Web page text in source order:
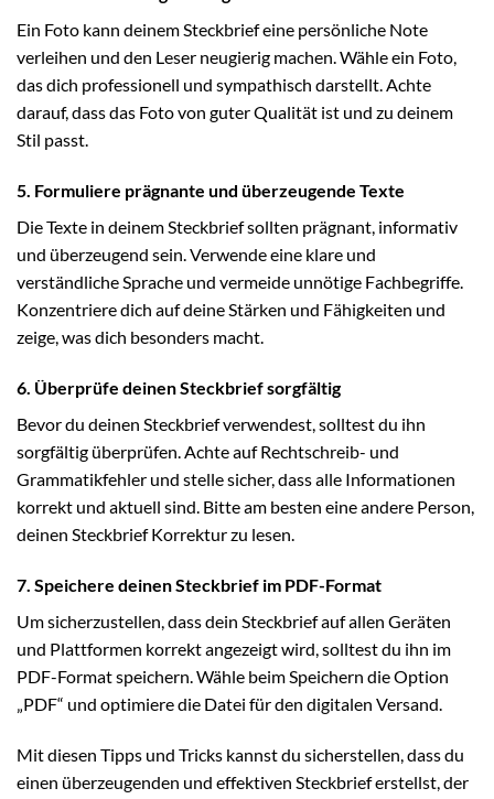
Ein Foto kann deinem Steckbrief eine persönliche Note
verleihen und den Leser neugierig machen. Wähle ein Foto,
das dich professionell und sympathisch darstellt. Achte
darauf, dass das Foto von guter Qualität ist und zu deinem
Stil passt.
5. Formuliere prägnante und überzeugende Texte
Die Texte in deinem Steckbrief sollten prägnant, informativ
und überzeugend sein. Verwende eine klare und
verständliche Sprache und vermeide unnötige Fachbegriffe.
Konzentriere dich auf deine Stärken und Fähigkeiten und
zeige, was dich besonders macht.
6. Überprüfe deinen Steckbrief sorgfältig
Bevor du deinen Steckbrief verwendest, solltest du ihn
sorgfältig überprüfen. Achte auf Rechtschreib- und
Grammatikfehler und stelle sicher, dass alle Informationen
korrekt und aktuell sind. Bitte am besten eine andere Person,
deinen Steckbrief Korrektur zu lesen.
7. Speichere deinen Steckbrief im PDF-Format
Um sicherzustellen, dass dein Steckbrief auf allen Geräten
und Plattformen korrekt angezeigt wird, solltest du ihn im
PDF-Format speichern. Wähle beim Speichern die Option
„PDF“ und optimiere die Datei für den digitalen Versand.
Mit diesen Tipps und Tricks kannst du sicherstellen, dass du
einen überzeugenden und effektiven Steckbrief erstellst, der